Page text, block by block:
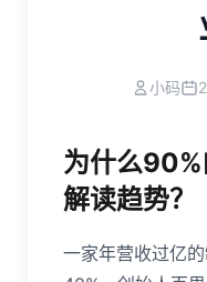
小码
为什么
解读趋势？
一家年营收过亿